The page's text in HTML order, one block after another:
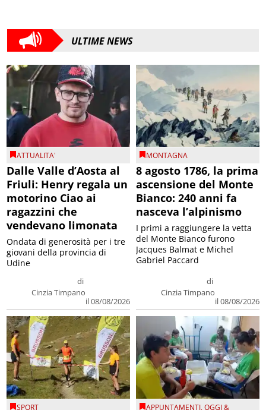
ULTIME NEWS
ATTUALITA'
Dalle Valle d’Aosta al
Friuli: Henry regala un
motorino Ciao ai
ragazzini che
vendevano limonata
di
Cinzia Timpano
il 08/08/2026
Ondata di generosità per i tre
giovani della provincia di
Udine
MONTAGNA
8 agosto 1786, la prima
ascensione del Monte
Bianco: 240 anni fa
nasceva l’alpinismo
di
Cinzia Timpano
il 08/08/2026
I primi a raggiungere la vetta
del Monte Bianco furono
Jacques Balmat e Michel
Gabriel Paccard
SPORT APPUNTAMENTI,OGGI &